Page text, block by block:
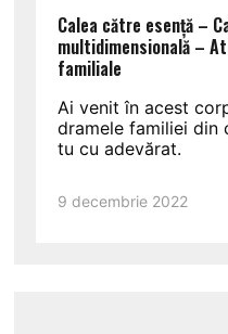
Calea către esență –
multidimensională –
familiale
Ai venit în acest
dramele familiei din
tu cu adevărat.
9 decembrie 2022